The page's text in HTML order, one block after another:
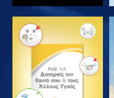
ΠΑΡΑΚΟΛΟΥΘΗΣΤΕ